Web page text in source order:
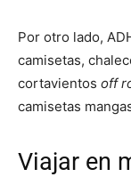
Por otro lado,
camisetas,
cortavientos off
camisetas
Viajar en